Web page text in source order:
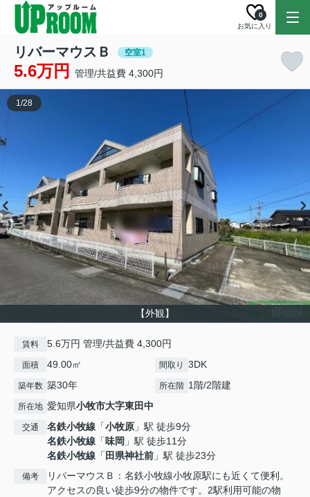
お気に入り
0
リバーマウスＢ 空室1
5.6万円 管理/共益費 4,300円
【外観】
1/28
賃料 5.6万円 管理/共益費 4,300円
面積 49.00㎡ 間取り 3DK
築年数 築30年 所在階 1階/2階建
所在地 愛知県小牧市大字東田中
交通 名鉄小牧線 「小牧原 」駅 徒歩9分
名鉄小牧線 「味岡 」駅 徒歩11分
名鉄小牧線 「 田県神社前 」駅 徒歩23分
備考
リバーマウスＢ：名鉄小牧線小牧原駅にも近くて便利。
アクセスの良い徒歩9分の物件です。2駅利用可能の物